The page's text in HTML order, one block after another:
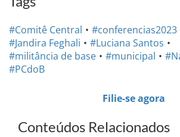
#Comitê Central #conferencias2023
#Jandira Feghali
#Luciana Santos
#militância de base
#municipal
#PCdoB
Filie-se agora
Conteúdos Relacionados